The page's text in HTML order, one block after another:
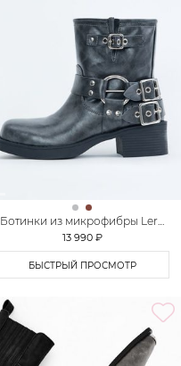
Ботинки из микрофибры Lera
Nena Unreal
13 990 ₽
БЫСТРЫЙ ПРОСМОТР